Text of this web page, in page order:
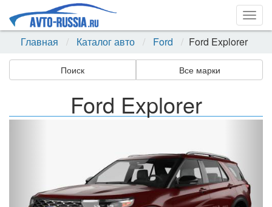
Главная
Каталог авто Ford Ford Explorer
Поиск Все марки
Ford Explorer